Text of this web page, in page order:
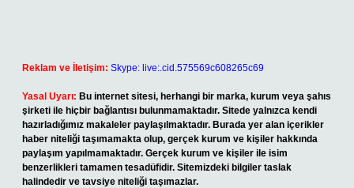
Reklam ve İletişim: Skype: live:.cid.575569c608265c69
Yasal Uyarı: Bu internet sitesi, herhangi bir marka, kurum veya şahıs
şirketi ile hiçbir bağlantısı bulunmamaktadır. Sitede yalnızca kendi
hazırladığımız makaleler paylaşılmaktadır. Burada yer alan içerikler
haber niteliği taşımamakta olup, gerçek kurum ve kişiler hakkında
paylaşım yapılmamaktadır. Gerçek kurum ve kişiler ile isim
benzerlikleri tamamen tesadüfidir. Sitemizdeki bilgiler taslak
halindedir ve tavsiye niteliği taşımazlar.